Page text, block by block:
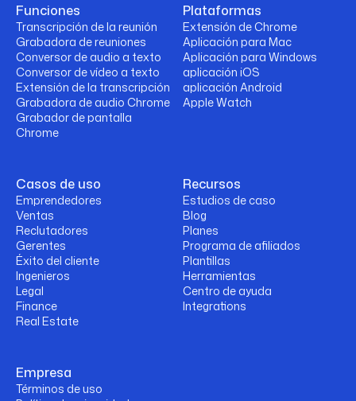
Funciones
Transcripción de la reunión
Grabadora de reuniones
Conversor de audio a texto
Conversor de vídeo a texto
Extensión de la transcripción
Grabadora de audio Chrome
Grabador de pantalla
Chrome
Plataformas
Extensión de Chrome
Aplicación para Mac
Aplicación para Windows
aplicación iOS
aplicación Android
Apple Watch
Casos de uso
Emprendedores
Ventas
Reclutadores
Gerentes
Éxito del cliente
Ingenieros
Legal
Finance
Real Estate
Recursos
Estudios de caso
Blog
Planes
Programa de afiliados
Plantillas
Herramientas
Centro de ayuda
Integrations
Empresa
Términos de uso